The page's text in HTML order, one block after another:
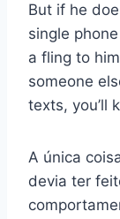
But if he
single
a fling to
someone
texts, you’ll
A única
devia ter